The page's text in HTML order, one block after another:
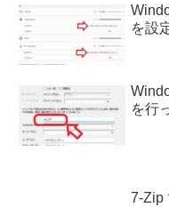
を設
を行
7-Zip